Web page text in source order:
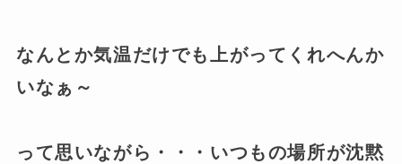
なんとか気温だけでも上がってくれへんか
いなぁ～
って思いながら・・・いつもの場所が沈黙